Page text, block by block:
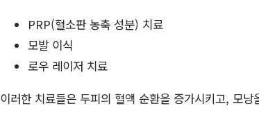
PRP(혈소판 농축 성분) 치료
모발 이식
로우 레이저 치료
이러한 치료들은 두피의 혈액 순환을 증가시키고, 모